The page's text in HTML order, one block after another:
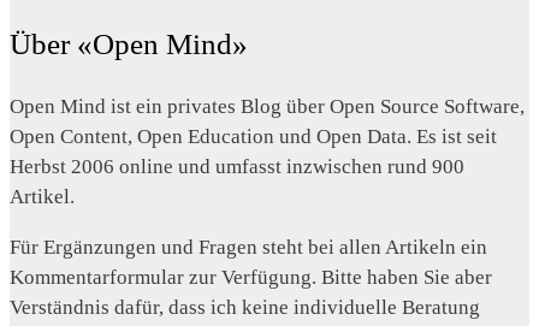
Über «Open Mind»
Open Mind ist ein privates Blog über Open Source Software,
Open Content, Open Education und Open Data. Es ist seit
Herbst 2006 online und umfasst inzwischen rund 900
Artikel.
Für Ergänzungen und Fragen steht bei allen Artikeln ein
Kommentarformular zur Verfügung. Bitte haben Sie aber
Verständnis dafür, dass ich keine individuelle Beratung